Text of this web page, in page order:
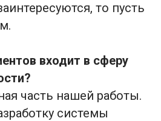
то пусть
входит в сферу
часть нашей работы.
системы